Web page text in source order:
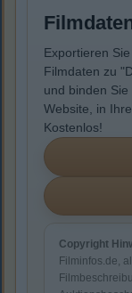
Exportieren
Filmdaten zu
und binden
Website, in
Kostenlos!
Copyright
Filminfos.de,